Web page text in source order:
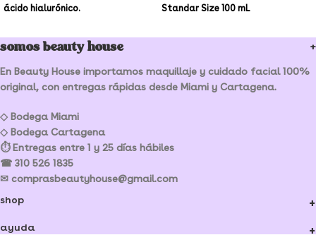
ácido hialurónico.
PROMOCIÓN DISPONIBLE PARA
Standar Size 100 mL
somos beauty house
En Beauty House importamos maquillaje y cuidado facial 100%
original, con entregas rápidas desde Miami y Cartagena.
◇ Bodega Miami
◇ Bodega Cartagena
⏱ Entregas entre 1 y 25 días hábiles
☎ 310 526 1835
✉ comprasbeautyhouse@gmail.com
shop
ayuda